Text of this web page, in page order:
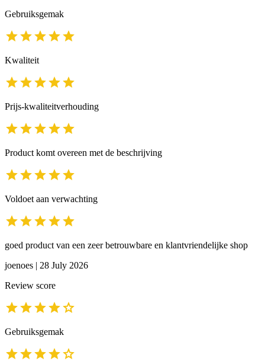
Gebruiksgemak
Kwaliteit
Prijs-kwaliteitverhouding
Product komt overeen met de beschrijving
Voldoet aan verwachting
goed product van een zeer betrouwbare en klantvriendelijke shop
joenoes | 28 July 2026
Review score
Gebruiksgemak